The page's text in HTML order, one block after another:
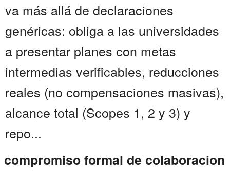
va más allá de declaraciones
genéricas: obliga a las universidades
a presentar planes con metas
intermedias verificables, reducciones
reales (no compensaciones masivas),
alcance total (Scopes 1, 2 y 3) y
repo...
compromiso formal de colaboracion